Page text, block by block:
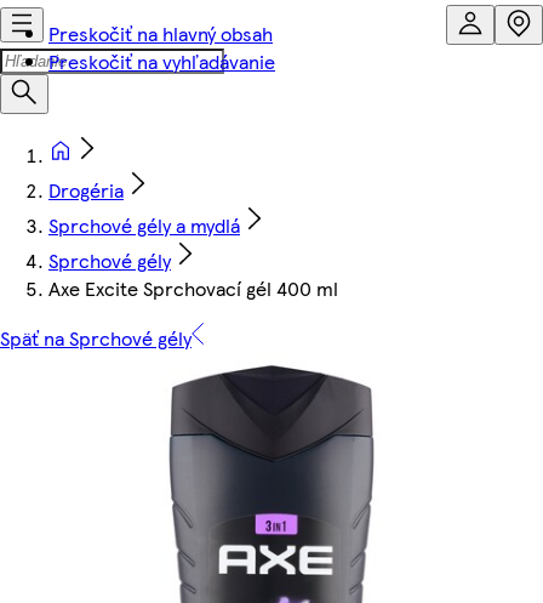
Preskočiť na hlavný obsah
Preskočiť na vyhľadávanie
Drogéria
Sprchové gély a mydlá
Sprchové gély
Axe Excite Sprchovací gél 400 ml
Späť na Sprchové gély